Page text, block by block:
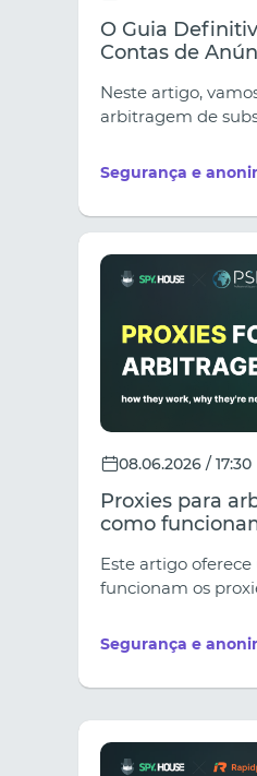
O Guia
Contas de
Neste artigo,
arbitragem de
construir um funil
durante meses.
Segurança e
08.06.2026 / 17:30
Proxies para
como
prejudicar os
Este artigo
funcionam os
evitados para
se tornem uma
Segurança e